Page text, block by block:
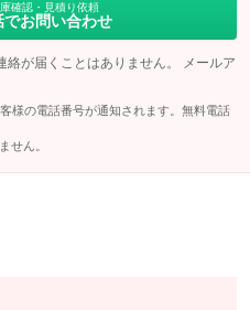
確認・見積り依頼
でお問い合わせ
が届くことはありません。 メールア
様の電話番号が通知されます。無料電話
せん。